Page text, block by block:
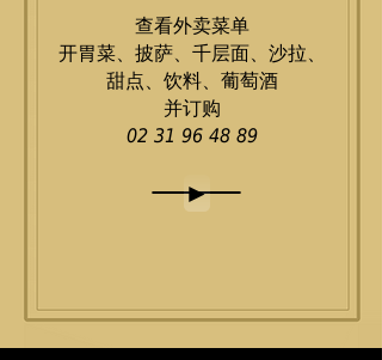
查看外卖菜单
开胃菜、披萨、千层面、沙拉、
甜点、饮料、葡萄酒
并订购
02 31 96 48 89
►